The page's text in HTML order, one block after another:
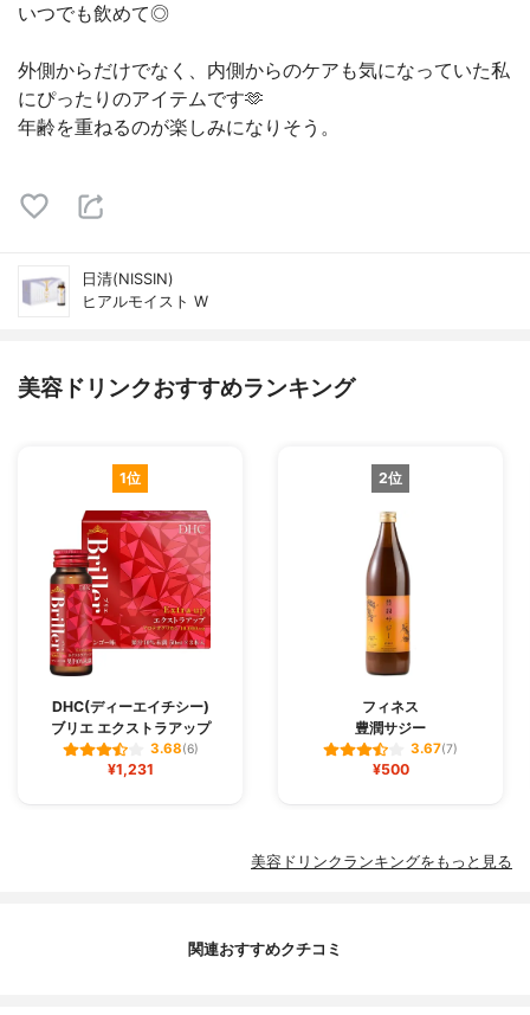
いつでも飲めて◎
外側からだけでなく、内側からのケアも気になっていた私
にぴったりのアイテムです🫶
年齢を重ねるのが楽しみになりそう。
日清(NISSIN)
ヒアルモイスト W
美容ドリンクおすすめランキング
1位
DHC(ディーエイチシー)
ブリエ エクストラアップ
3.68(6)
¥1,231
2位
フィネス
豊潤サジー
3.67(7)
¥500
美容ドリンクランキングをもっと見る
関連おすすめクチコミ